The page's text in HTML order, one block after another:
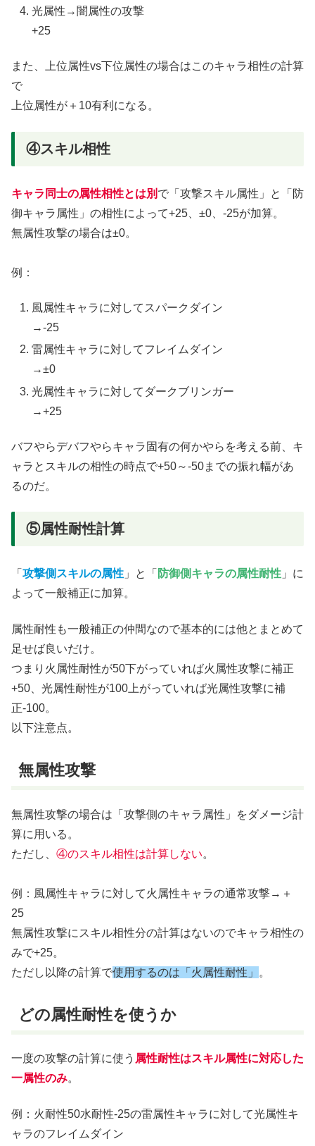
光属性→闇属性の攻撃
+25
また、上位属性vs下位属性の場合はこのキャラ相性の計算
で
上位属性が＋10有利になる。
④スキル相性
キャラ同士の属性相性とは別 で「攻撃スキル属性」と「防
御キャラ属性」の相性によって+25、±0、-25が加算。
無属性攻撃の場合は±0。
例：
風属性キャラに対してスパークダイン
→-25
雷属性キャラに対してフレイムダイン
→±0
光属性キャラに対してダークブリンガー
→+25
バフやらデバフやらキャラ固有の何かやらを考える前、キ
ャラとスキルの相性の時点で+50～-50までの振れ幅があ
るのだ。
⑤属性耐性計算
「 攻撃側スキルの属性 」と「 防御側キャラの属性耐性 」に
よって一般補正に加算。
属性耐性も一般補正の仲間なので基本的には他とまとめて
足せば良いだけ。
つまり火属性耐性が50下がっていれば火属性攻撃に補正
+50、光属性耐性が100上がっていれば光属性攻撃に補
正-100。
以下注意点。
無属性攻撃
無属性攻撃の場合は「攻撃側のキャラ属性」をダメージ計
算に用いる。
ただし、 ④のスキル相性は計算しない。
例：風属性キャラに対して火属性キャラの通常攻撃→＋
25
無属性攻撃にスキル相性分の計算はないのでキャラ相性の
みで+25。
ただし以降の計算で使用するのは「火属性耐性」 。
どの属性耐性を使うか
一度の攻撃の計算に使う 属性耐性はスキル属性に対応した
一属性のみ。
例：火耐性50水耐性-25の雷属性キャラに対して光属性キ
ャラのフレイムダイン